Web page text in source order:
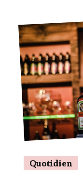
Quotidien